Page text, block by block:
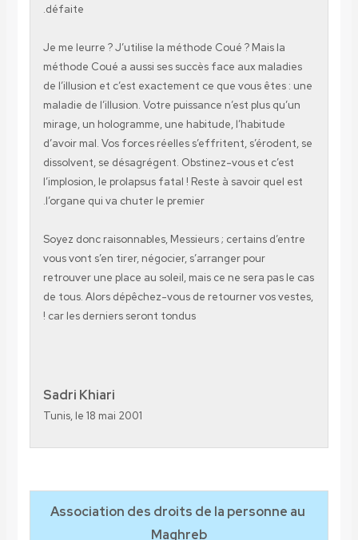
Je me leurre ? J’utilise la méthode Coué ? Mais
méthode Coué a aussi ses succès face aux
de l’illusion et c’est exactement ce que vous
maladie de l’illusion. Votre puissance n’est plus
mirage, un hologramme, une habitude,
d’avoir mal. Vos forces réelles s’effritent,
dissolvent, se désagrégent. Obstinez-vous et
l’implosion, le prolapsus fatal ! Reste à savoir
l’organe qui va chuter le premier.
Soyez donc raisonnables, Messieurs ; certains
vous vont s’en tirer, négocier, s’arranger pour
retrouver une place au soleil, mais ce ne sera
de tous. Alors dépêchez-vous de retourner vos
car les derniers seront tondus !
Tunis, le 18 mai 2001
Association des droits de la